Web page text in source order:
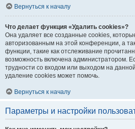
Вернуться к началу
Что делает функция «Удалить cookies»?
Она удаляет все созданные cookies,
авторизованным на этой конференции, а
функции, такие как отслеживание
возможность включена администратором.
трудности со входом или выходом на
удаление cookies может помочь.
Вернуться к началу
Параметры и настройки